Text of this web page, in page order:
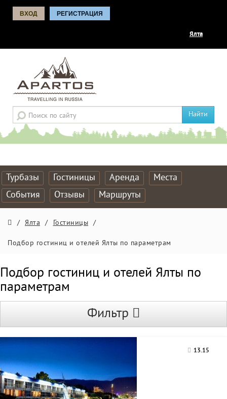
ВХОД РЕГИСТРАЦИЯ
Ялта
Найти
Турбазы Гостиницы Аренда
Места
События
Отзывы Маршруты
/ Ялта / Гостиницы /
Подбор гостиниц и отелей Ялты по параметрам
Подбор гостиниц и отелей Ялты по
параметрам
Фильтр
13.15